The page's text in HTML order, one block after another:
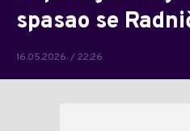
spasao se
16.05.2026. / 22:26